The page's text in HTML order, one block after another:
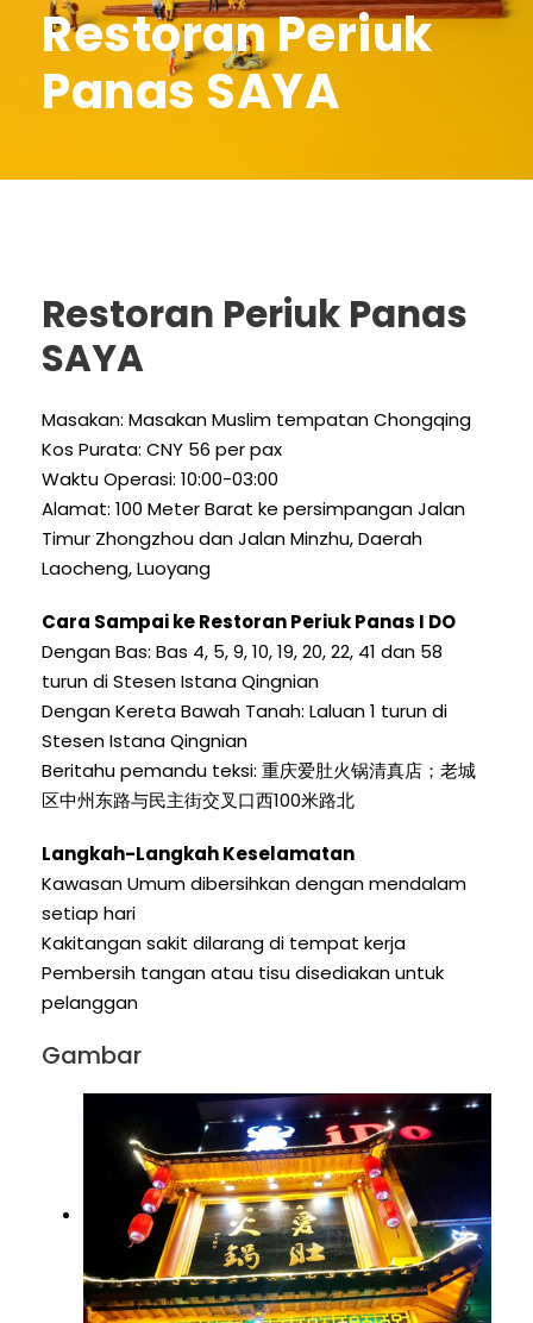
Restoran Periuk
Panas SAYA
Restoran Periuk Panas
SAYA
Masakan: Masakan Muslim tempatan Chongqing
Kos Purata: CNY 56 per pax
Waktu Operasi: 10:00-03:00
Alamat: 100 Meter Barat ke persimpangan Jalan
Timur Zhongzhou dan Jalan Minzhu, Daerah
Laocheng, Luoyang
Cara Sampai ke Restoran Periuk Panas I DO
Dengan Bas: Bas 4, 5, 9, 10, 19, 20, 22, 41 dan 58
turun di Stesen Istana Qingnian
Dengan Kereta Bawah Tanah: Laluan 1 turun di
Stesen Istana Qingnian
Beritahu pemandu teksi: 重庆爱肚火锅清真店；老城
区中州东路与民主街交叉口西100米路北
Langkah-Langkah Keselamatan
Kawasan Umum dibersihkan dengan mendalam
setiap hari
Kakitangan sakit dilarang di tempat kerja
Pembersih tangan atau tisu disediakan untuk
pelanggan
Gambar